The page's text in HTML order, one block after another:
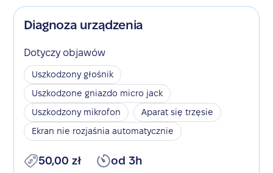
Diagnoza urządzenia
Dotyczy objawów
Uszkodzony głośnik
Uszkodzone gniazdo micro jack
Uszkodzony mikrofon
Aparat się trzęsie
Ekran nie rozjaśnia automatycznie
50,00 zł od 3h